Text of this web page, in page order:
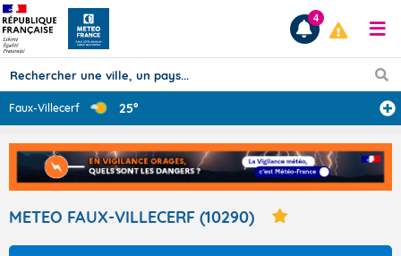
Prévisions
TOUS LES RÉSULTATS
Articles
4
Faux-Villecerf 25°
METEO FAUX-VILLECERF (10290)